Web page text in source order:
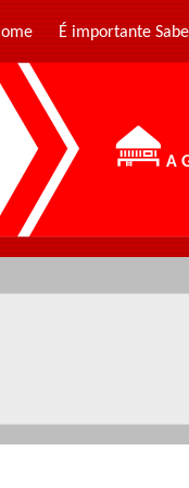
É importante
A